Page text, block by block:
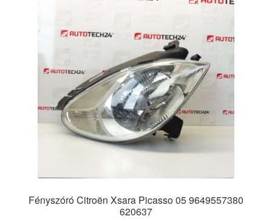
Fényszóró Citroën Xsara Picasso 05 9649557380
620637